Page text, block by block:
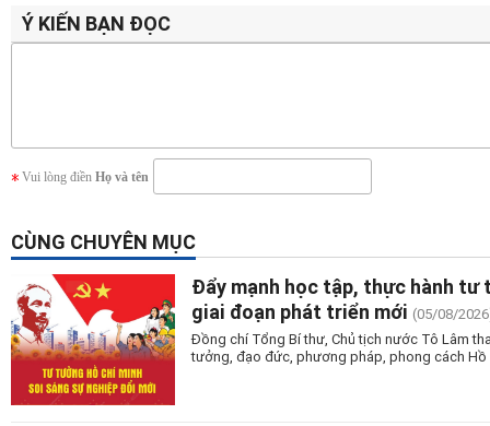
Ý KIẾN BẠN ĐỌC
Vui lòng điền Họ và tên
CÙNG CHUYÊN MỤC
Đẩy mạnh học tập, thực hành tư
giai đoạn phát triển mới (05/08/
Đồng chí Tổng Bí thư, Chủ tịch nước Tô Lâm
tưởng, đạo đức, phương pháp, phong cách